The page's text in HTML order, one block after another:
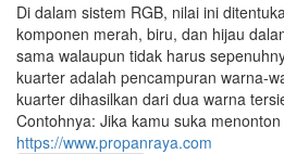
Di dalam sistem RGB, nilai ini
komponen merah, biru, dan hijau
sama walaupun tidak harus
kuarter adalah pencampuran warna-
kuarter dihasilkan dari dua warna
Contohnya: Jika kamu suka
https://www.propanraya.com